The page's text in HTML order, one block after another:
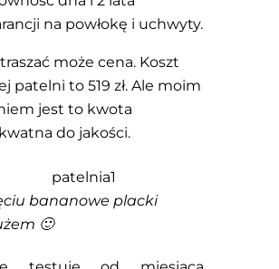
na powłokę i uchwyty.
może cena. Koszt
patelni to 519 zł. Ale moim
jest to kwota
do jakości.
bananowe placki
🙂